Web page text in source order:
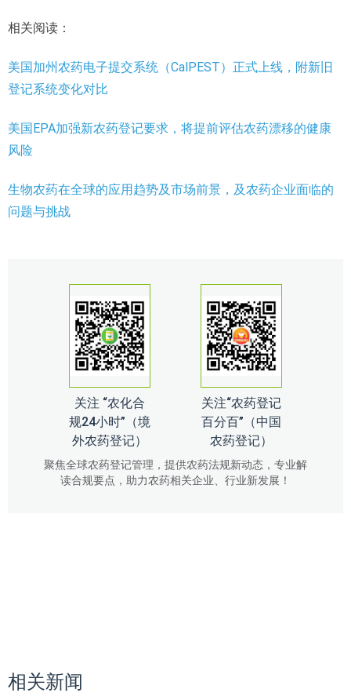
相关阅读：
美国加州农药电子提交系统（CalPEST）正式上线，附新旧
登记系统变化对比
美国EPA加强新农药登记要求，将提前评估农药漂移的健康
风险
生物农药在全球的应用趋势及市场前景，及农药企业面临的
问题与挑战
关注 “农化合
规24小时”（境
外农药登记）
关注“农药登记
百分百”（中国
农药登记）
聚焦全球农药登记管理，提供农药法规新动态，专业解
读合规要点，助力农药相关企业、行业新发展！
相关新闻